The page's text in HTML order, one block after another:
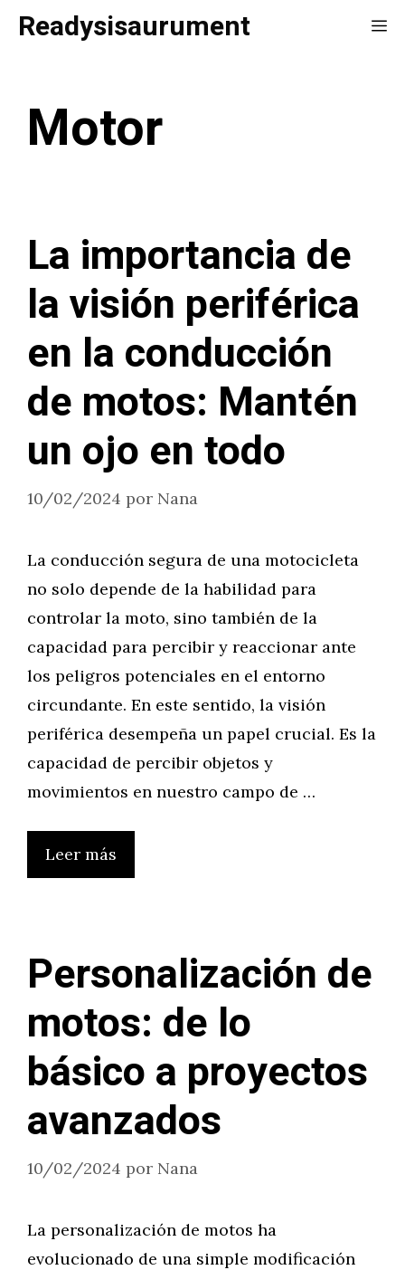
SaltarReadysisaurument
Motor
La importancia de
la visión periférica
en la conducción
de motos: Mantén
un ojo en todo
10/02/2024 por Nana
La conducción segura de una motocicleta
no solo depende de la habilidad para
controlar la moto, sino también de la
capacidad para percibir y reaccionar ante
los peligros potenciales en el entorno
circundante. En este sentido, la visión
periférica desempeña un papel crucial. Es la
capacidad de percibir objetos y
movimientos en nuestro campo de …
Leer más
Personalización de
motos: de lo
básico a proyectos
avanzados
10/02/2024 por Nana
La personalización de motos ha
evolucionado de una simple modificación